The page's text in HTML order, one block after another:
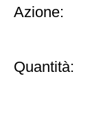
Azione:
Quantità: